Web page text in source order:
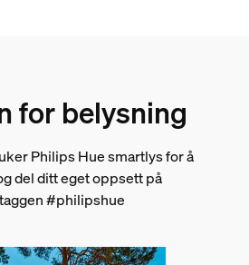
tilbehør følger med.
app og -bryter
for belysning
Philips Hue smartlys for å
del ditt eget oppsett på
#philipshue